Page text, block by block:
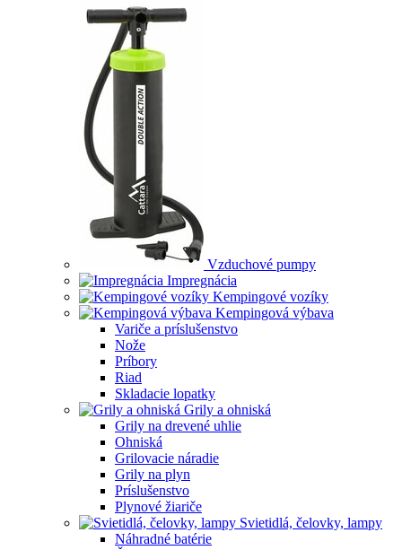
Vzduchové pumpy
Impregnácia
Kempingové vozíky
Kempingová výbava
Variče a príslušenstvo
Nože
Príbory
Riad
Skladacie lopatky
Grily a ohniská
Grily na drevené uhlie
Ohniská
Grilovacie náradie
Grily na plyn
Príslušenstvo
Plynové žiariče
Svietidlá, čelovky, lampy
Náhradné batérie